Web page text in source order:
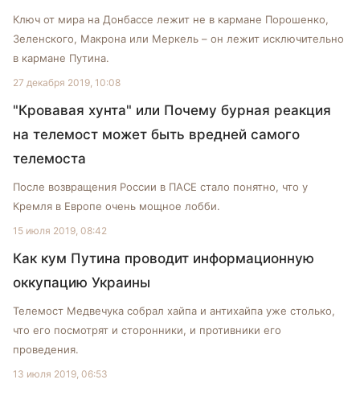
Ключ от мира на Донбассе лежит не в кармане Порошенко,
Зеленского, Макрона или Меркель – он лежит исключительно
в кармане Путина.
27 декабря 2019, 10:08
"Кровавая хунта" или Почему бурная реакция
на телемост может быть вредней самого
телемоста
После возвращения России в ПАСЕ стало понятно, что у
Кремля в Европе очень мощное лобби.
15 июля 2019, 08:42
Как кум Путина проводит информационную
оккупацию Украины
Телемост Медвечука собрал хайпа и антихайпа уже столько,
что его посмотрят и сторонники, и противники его
проведения.
13 июля 2019, 06:53